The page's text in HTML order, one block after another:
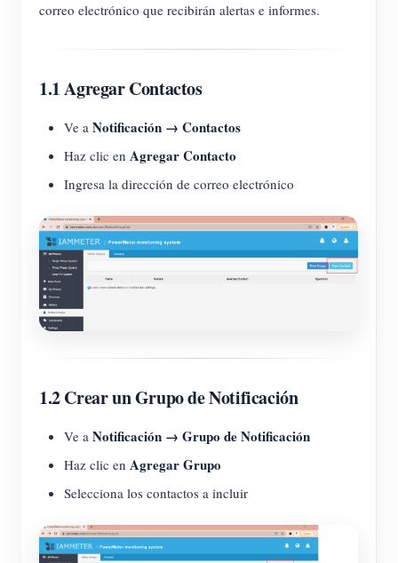
correo electrónico que recibirán alertas e informes.
1.1 Agregar Contactos
Ve a Notificación → Contactos
Haz clic en Agregar Contacto
Ingresa la dirección de correo electrónico
1.2 Crear un Grupo de Notificación
Ve a Notificación → Grupo de Notificación
Haz clic en Agregar Grupo
Selecciona los contactos a incluir